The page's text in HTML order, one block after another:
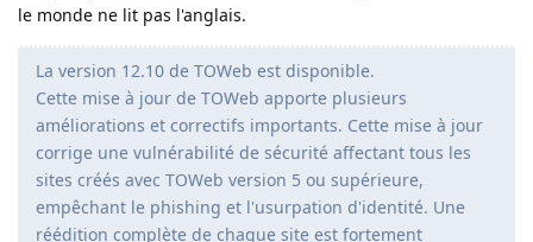
le monde ne lit pas l'anglais.
La version 12.10 de TOWeb est disponible.
Cette mise à jour de TOWeb apporte plusieurs
améliorations et correctifs importants. Cette mise à jour
corrige une vulnérabilité de sécurité affectant tous les
sites créés avec TOWeb version 5 ou supérieure,
empêchant le phishing et l'usurpation d'identité. Une
réédition complète de chaque site est fortement